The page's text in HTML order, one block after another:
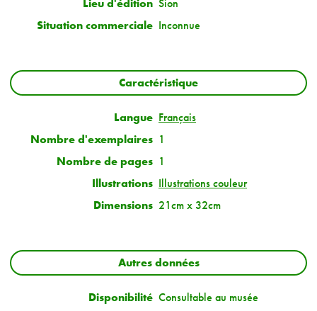
Lieu d'édition Sion
Situation commerciale Inconnue
Caractéristique
Langue Français
Nombre d'exemplaires 1
Nombre de pages 1
Illustrations Illustrations couleur
Dimensions 21cm x 32cm
Autres données
Disponibilité Consultable au musée